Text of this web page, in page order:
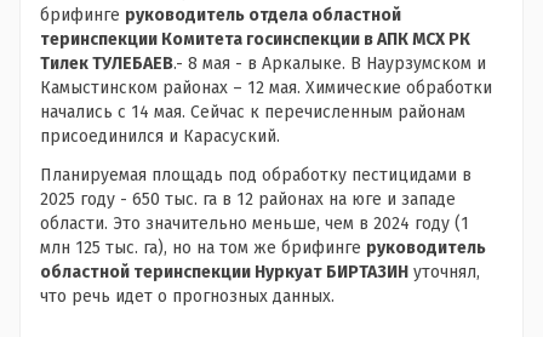
брифинге руководитель отдела областной
теринспекции Комитета госинспекции в АПК МСХ РК
Тилек ТУЛЕБАЕВ.- 8 мая - в Аркалыке. В Наурзумском и
Камыстинском районах – 12 мая. Химические обработки
начались с 14 мая. Сейчас к перечисленным районам
присоединился и Карасуский.
Планируемая площадь под обработку пестицидами в
2025 году - 650 тыс. га в 12 районах на юге и западе
области. Это значительно меньше, чем в 2024 году (1
млн 125 тыс. га), но на том же брифинге руководитель
областной теринспекции Нуркуат БИРТАЗИН уточнял,
что речь идет о прогнозных данных.